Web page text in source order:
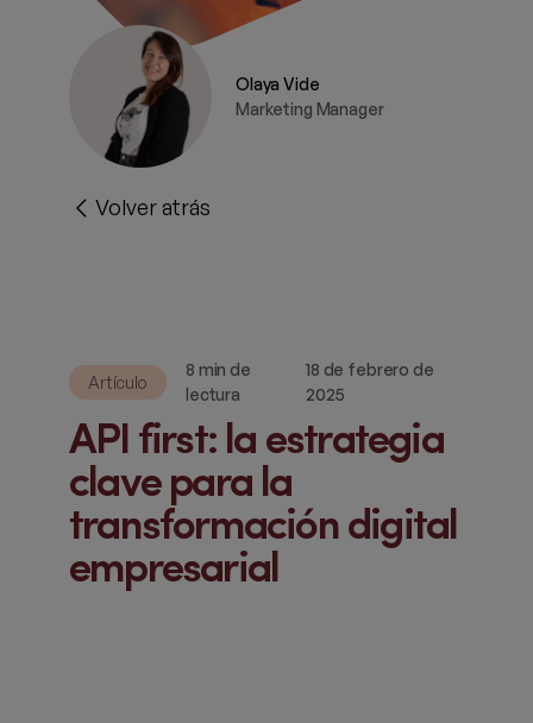
Olaya Vide
Marketing Manager
Volver atrás
Artículo
8 min de
lectura
18 de febrero de
2025
API first: la estrategia
clave para la
transformación digital
empresarial